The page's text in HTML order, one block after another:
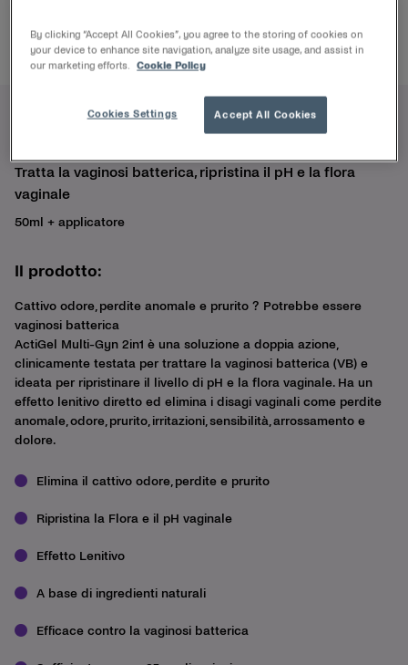
Multi-Gyn ActiGel 2in1
Tratta la vaginosi batterica, ripristina il pH e la flora
vaginale
50ml + applicatore
Il prodotto:
Cattivo odore, perdite anomale e prurito ? Potrebbe essere
vaginosi batterica
ActiGel Multi-Gyn 2in1 è una soluzione a doppia azione,
clinicamente testata per trattare la vaginosi batterica (VB) e
ideata per ripristinare il livello di pH e la flora vaginale. Ha un
effetto lenitivo diretto ed elimina i disagi vaginali come perdite
anomale, odore, prurito, irritazioni, sensibilità, arrossamento e
dolore.
Elimina il cattivo odore, perdite e prurito
Ripristina la Flora e il pH vaginale
Effetto Lenitivo
A base di ingredienti naturali
Efficace contro la vaginosi batterica
By clicking “Accept All Cookies”, you agree to the storing of cookies on
your device to enhance site navigation, analyze site usage, and assist in
our marketing efforts.
Cookie Policy
Accept All Cookies
Cookies Settings